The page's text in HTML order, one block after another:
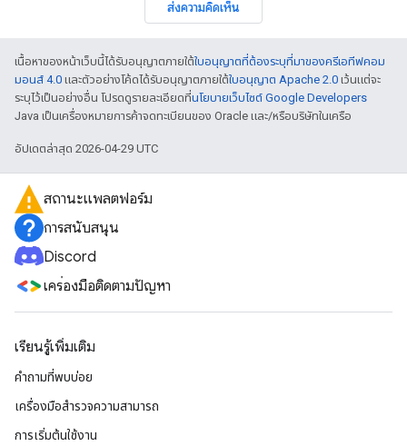
ส่งความคิดเห็น
เนื้อหาของหน้าเว็บนี้ได้รับอนุญาตภายใต้ใบอนุญาตที่ต้องระบุที่มาของครีเอทีฟคอม
มอนส์ 4.0 และตัวอย่างโค้ดได้รับอนุญาตภายใต้ใบอนุญาต Apache 2.0 เว้นแต่จะ
ระบุไว้เป็นอย่างอื่น โปรดดูรายละเอียดที่นโยบายเว็บไซต์ Google Developers
Java เป็นเครื่องหมายการค้าจดทะเบียนของ Oracle และ/หรือบริษัทในเครือ
อัปเดตล่าสุด 2026-04-29 UTC
สถานะแพลตฟอร์ม
การสนับสนุน
Discord
เครื่องมือติดตามปัญหา
เรียนรู้เพิ่มเติม
คำถามที่พบบ่อย
เครื่องมือสำรวจความสามารถ
การเริ่มต้นใช้งาน